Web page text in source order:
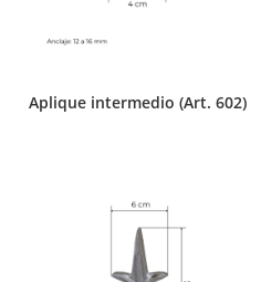
Aplique intermedio (Art. 602)